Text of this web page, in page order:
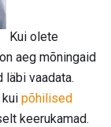
Kui olete
aeg mõningaid
vaadata.
põhilised
keerukamad.